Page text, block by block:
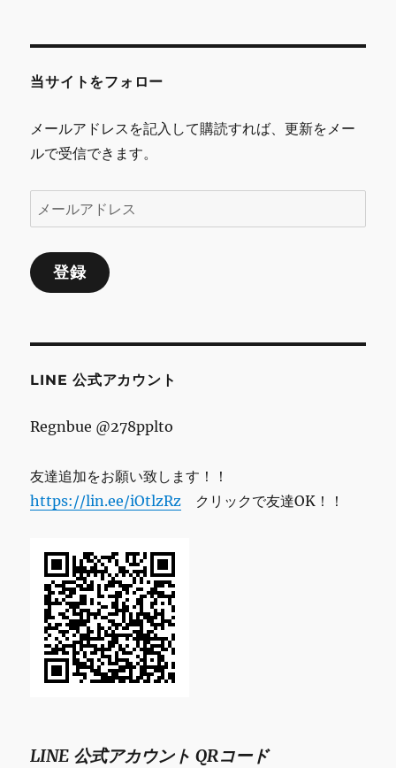
o
o
k
リ
ー
に
当サイトをフォロー
メールアドレスを記入して購読すれば、更新をメー
ルで受信できます。
ー
ル
ア
ス
登録
LINE 公式アカウント
Regnbue @278pplto
友達追加をお願い致します！！
https://lin.ee/iOtlzRz クリックで友達OK！！
LINE 公式アカウント QRコード